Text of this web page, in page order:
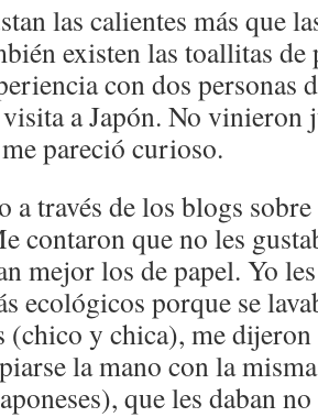
las calientes más que
existen las toallitas de
con dos personas
a Japón. No vinieron
pareció curioso.
a través de los blogs
contaron que no les
mejor los de papel. Yo
ecológicos porque se
(chico y chica), me
la mano con la
que les daban